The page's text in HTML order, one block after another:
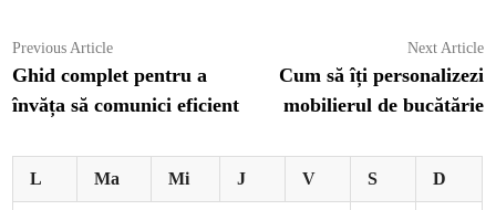
Navigare
în
articole
Previous ArticlePrevious
article:
Ghid complet pentru a
învăța să comunici eficient
Next Article
Cum să îți personalizezi
mobilierul de bucătărie
L Ma Mi J V S D